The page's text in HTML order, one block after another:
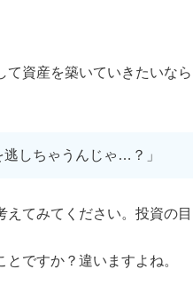
て資産を築いていきたいな
逃しちゃうんじゃ…？」
てみてください。投資の
ですか？違いますよね。